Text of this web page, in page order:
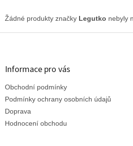
Žádné produkty značky Legutko nebyly
Z
Informace pro vás
Obchodní podmínky
Podmínky ochrany osobních údajů
Doprava
Hodnocení obchodu